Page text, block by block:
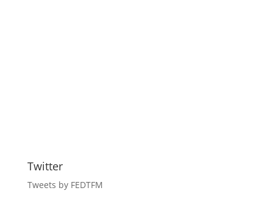
Twitter
Tweets by FEDTFM